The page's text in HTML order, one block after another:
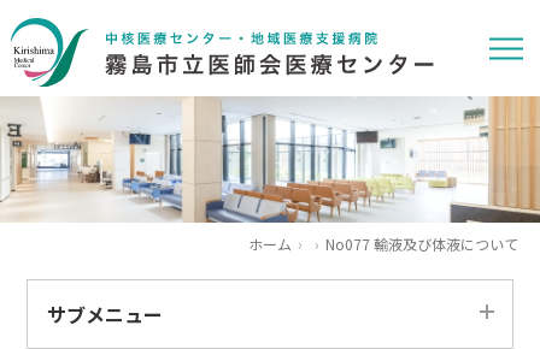
ホーム No077 輸液及び体液について
サブメニュー